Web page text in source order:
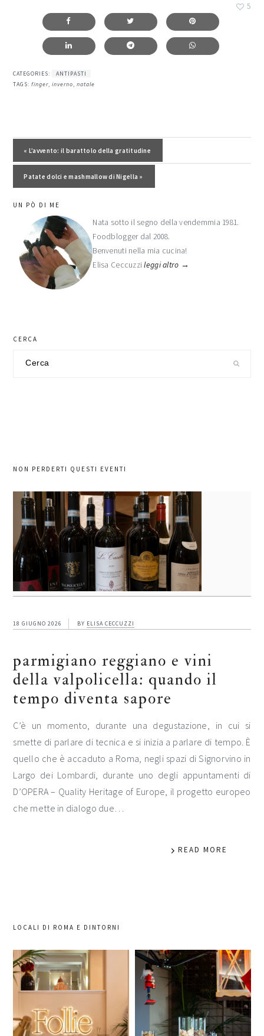
5
CATEGORIES:
ANTIPASTI
TAGS:finger,inverno,natale
Post precedente:
« L’avvento: il barattolo della gratitudine
Post successivo:
Patate dolci e mashmallow di Nigella »
barra
laterale
primaria
UN PÒ DI ME
Nata sotto il segno della vendemmia 1981.
Foodblogger dal 2008.
Benvenuti nella mia cucina!
Elisa Ceccuzzileggi altro →
CERCA
NON PERDERTI QUESTI EVENTI
18 GIUGNO 2026 BY ELISA CECCUZZI
parmigiano reggiano e vini
della valpolicella: quando il
tempo diventa sapore
C’è un momento, durante una degustazione, in cui si
smette di parlare di tecnica e si inizia a parlare di tempo. È
quello che è accaduto a Roma, negli spazi di Signorvino in
Largo dei Lombardi, durante uno degli appuntamenti di
D’OPERA – Quality Heritage of Europe, il progetto europeo
che mette in dialogo due…
READ MORE
LOCALI DI ROMA E DINTORNI